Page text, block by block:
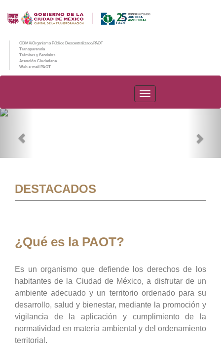
CDMX/Organismo Público Descentralizado/PAOT
Transparencia
Trámites y Servicios
Atención Ciudadana
Web e-mail PAOT
PAOT
DESTACADOS
¿Qué es la PAOT?
Es un organismo que defiende los derechos de los
habitantes de la Ciudad de México, a disfrutar de un
ambiente adecuado y un territorio ordenado para su
desarrollo, salud y bienestar, mediante la promoción y
vigilancia de la aplicación y cumplimiento de la
normatividad en materia ambiental y del ordenamiento
territorial.